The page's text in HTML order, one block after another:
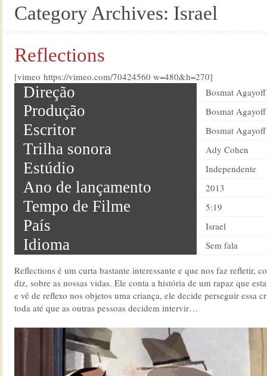
Category Archives: Israel
Reflections
[vimeo https://vimeo.com/70424560 w=480&h=270]
Direção Bosmat
Produção Bosmat
Escritor Bosmat
Trilha sonora Ady Cohen
Estúdio Independente
Ano de lançamento 2013
Tempo de Filme 5:19
País Israel
Idioma Sem fala
Reflections é um curta bastante interessante e que nos faz refletir,
diz, sobre as nossas vidas. Ele conta a história de um rapaz que
e vê de reflexo nos objetos uma criança, ele decide perseguir essa
toda até que as outras pessoas decidem intervir…